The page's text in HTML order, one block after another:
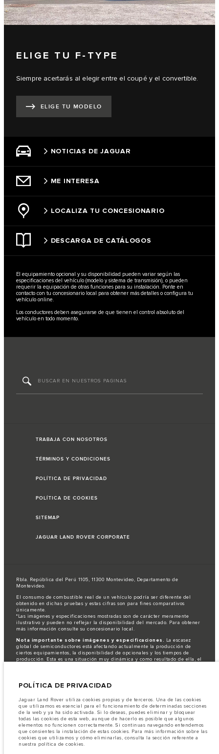
ELIGE TU F-TYPE
Siempre acertarás al elegir entre el coupé y el convertible.
ELIGE TU MODELO
NOTICIAS DE JAGUAR
ME INTERESA
LOCALIZA TU CONCESIONARIO
DESCARGA DE CATÁLOGOS
El equipamiento opcional y su disponibilidad pueden variar según las
especificaciones del vehículo (modelo y sistema de transmisión), o pueden
requerir la equipación de otras funciones para su instalación. Ponte en
contacto con tu concesionario local para obtener más detalles o configura tu
vehículo online.
Los conductores deben asegurarse de que tienen el control absoluto del
vehículo en todo momento.
TRABAJA CON NOSOTROS
TÉRMINOS Y CONDICIONES
POLÍTICA DE PRIVACIDAD
POLÍTICA DE COOKIES
SITEMAP
JAGUAR LAND ROVER CORPORATE
Rbla. República del Perú 1105, 11300 Montevideo, Departamento de
Montevideo.
El consumo de combustible real de un vehículo podría ser diferente del
obtenido en dichas pruebas y estas cifras son para fines comparativos
únicamente.
*Las imágenes y especificaciones mostradas son de carácter meramente
ilustrativo y pueden no reflejar la disponibilidad del mercado. Para obtener
más información consulte su concesionario local.
Nota importante sobre imágenes y especificaciones. La escasez
global de semiconductores está afectando actualmente la producción de
ciertos equipamientos, la disponibilidad de opcionales y los tiempos de
producción. Esta es una situación muy dinámica y como resultado de ella, el
distribuidor de su preferencia, quien podrá dar a conocer las restricciones
únicamente en las especificaciones e imágenes mostradas en este sitio web.
Jaguar Land Rover Limited busca constantemente nuevas formas de mejorar
las especificaciones, el diseño y la producción de sus vehículos, piezas y
accesorios, por lo que se producen modificaciones de forma continua y sin
previo aviso. Según el modelo, algunas funciones serán opcionales o
vendrán incluidas de serie. La información, las especificaciones, los motores
y los colores que aparecen en esta página web se basan en las
especificaciones europeas. Estos pueden variar en función del mercado y
POLÍTICA DE PRIVACIDAD
Jaguar Land Rover utiliza cookies propias y de terceros. Una de las cookies
que utilizamos es esencial para el funcionamiento de determinadas secciones
de la web y ya ha sido activada. Si lo deseas, puedes eliminar y bloquear
todas las cookies de esta web, aunque de hacerlo es posible que algunos
elementos no funcionen correctamente. Si continuas navegando entendemos
que consientes la instalación de estas cookies. Para más información sobre las
cookies que utilizamos y cómo eliminarlas, consulta la sección referente a
nuestra política de cookies.